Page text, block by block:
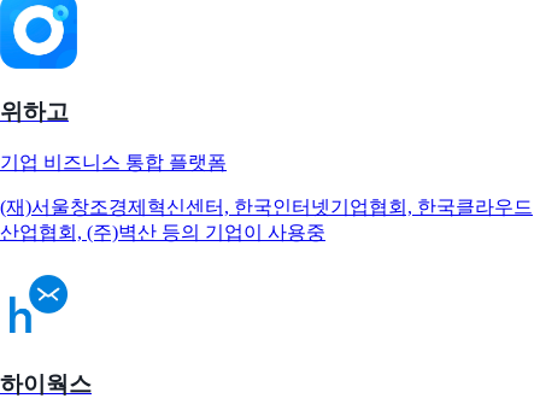
위하고
기업 비즈니스 통합 플랫폼
(재)서울창조경제혁신센터, 한국인터넷기업협회, 한국클라우드
산업협회, (주)벽산 등의 기업이 사용중
하이웍스